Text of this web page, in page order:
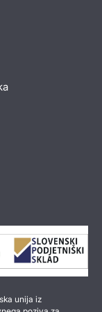
unija iz